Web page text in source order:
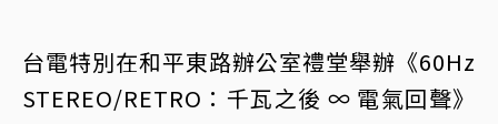
台電特別在和平東路辦公室禮堂舉辦《60Hz
STEREO/RETRO：千瓦之後 ∞ 電氣回聲》